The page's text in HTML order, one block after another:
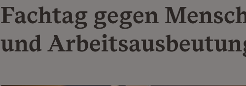
Fachtag gegen
und